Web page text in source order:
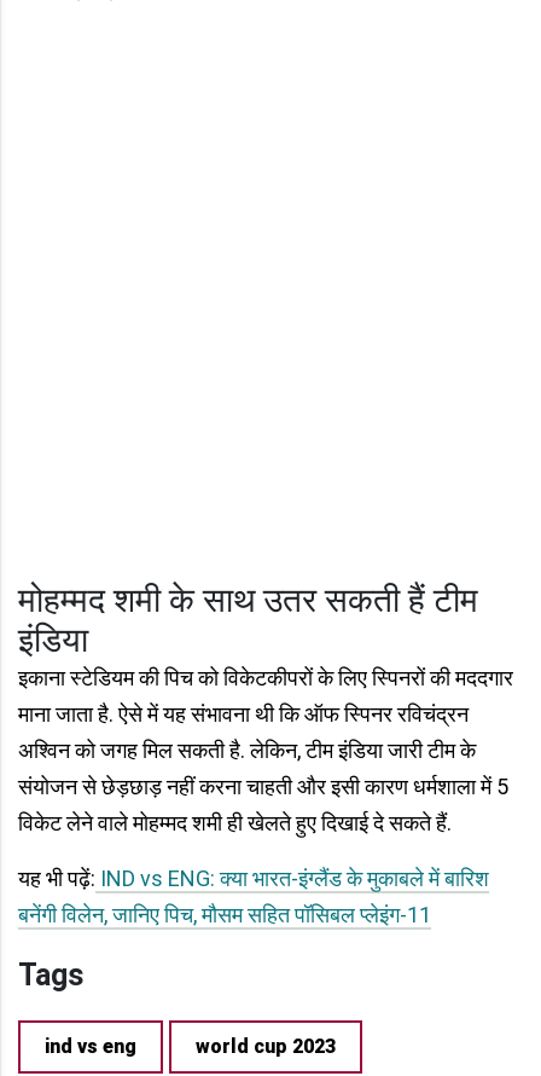
मोहम्मद शमी के साथ उतर सकती हैं टीम
इंडिया
इकाना स्टेडियम की पिच को विकेटकीपरों के लिए स्पिनरों की मददगार
माना जाता है. ऐसे में यह संभावना थी कि ऑफ स्पिनर रविचंद्रन
अश्विन को जगह मिल सकती है. लेकिन, टीम इंडिया जारी टीम के
संयोजन से छेड़छाड़ नहीं करना चाहती और इसी कारण धर्मशाला में 5
विकेट लेने वाले मोहम्मद शमी ही खेलते हुए दिखाई दे सकते हैं.
यह भी पढ़ें: IND vs ENG: क्या भारत-इंग्लैंड के मुकाबले में बारिश
बनेंगी विलेन, जानिए पिच, मौसम सहित पॉसिबल प्लेइंग-11
Tags
ind vs eng world cup 2023